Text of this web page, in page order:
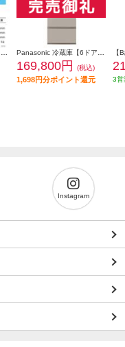
169,800円 (税込)
1,698円分ポイント還元 3営
Instagram